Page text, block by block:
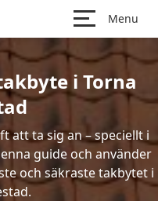
Menu
i Torna
att ta sig an – speciellt i
guide och använder
och säkraste takbytet i